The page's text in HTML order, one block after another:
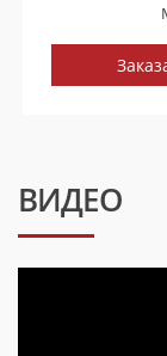
ВИДЕО